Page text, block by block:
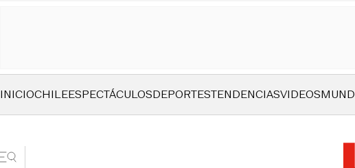
INICIOCHILEESPECTÁCULOSDEPORTESTENDENCIASVIDEOS